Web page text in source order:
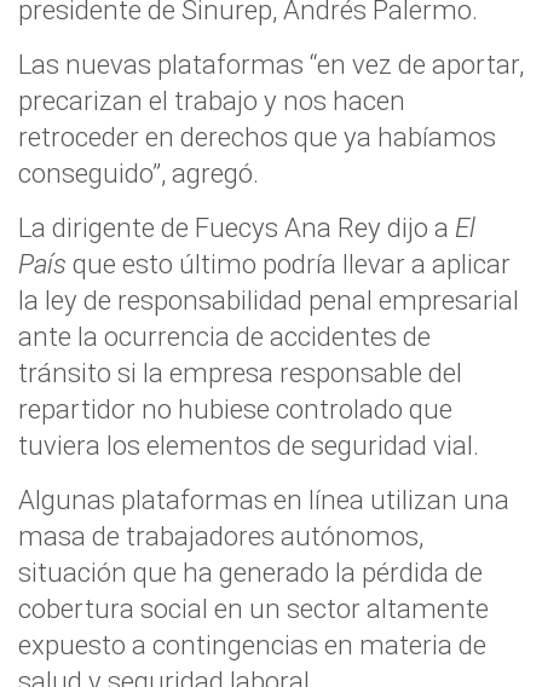
presidente de Sinurep, Andrés Palermo.
Las nuevas plataformas “en vez de aportar,
precarizan el trabajo y nos hacen
retroceder en derechos que ya habíamos
conseguido”, agregó.
La dirigente de Fuecys Ana Rey dijo a El
País que esto último podría llevar a aplicar
la ley de responsabilidad penal empresarial
ante la ocurrencia de accidentes de
tránsito si la empresa responsable del
repartidor no hubiese controlado que
tuviera los elementos de seguridad vial.
Algunas plataformas en línea utilizan una
masa de trabajadores autónomos,
situación que ha generado la pérdida de
cobertura social en un sector altamente
expuesto a contingencias en materia de